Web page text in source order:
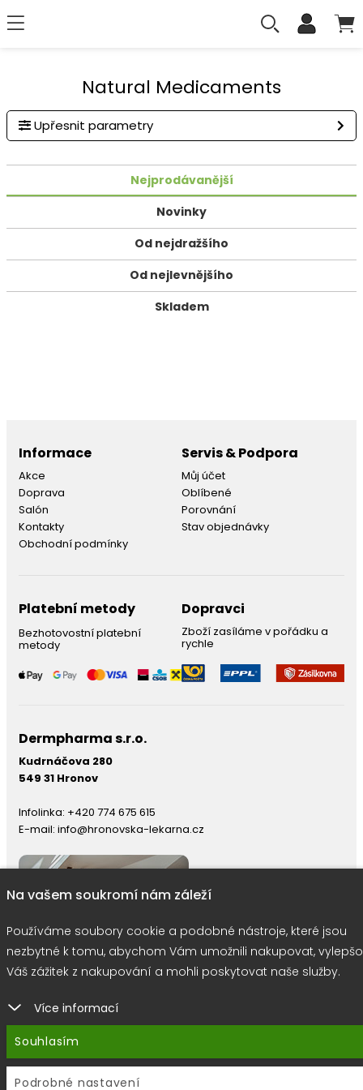
Natural Medicaments
Upřesnit parametry
Nejprodávanější
Novinky
Od nejdražšího
Od nejlevnějšího
Skladem
Informace
Akce
Doprava
Salón
Kontakty
Obchodní podmínky
Servis & Podpora
Můj účet
Oblíbené
Porovnání
Stav objednávky
Platební metody
Bezhotovostní platební
metody
Dopravci
Zboží zasíláme v pořádku a
rychle
Dermpharma s.r.o.
Kudrnáčova 280
549 31 Hronov
Infolinka: +420 774 675 615
E-mail: info@hronovska-lekarna.cz
© 2026 |
Na vašem soukromí nám záleží
Používáme soubory cookie a podobné nástroje, které jsou
nezbytné k tomu, abychom Vám umožnili nakupovat,
Váš zážitek z nakupování a mohli poskytovat naše služby.
Více informací
Souhlasím
Podrobné nastavení